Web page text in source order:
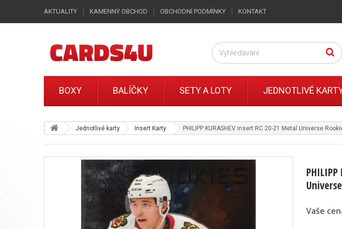
Jednotlivé karty Insert Karty PHILIPP KURASHEV insert RC 20-21 Metal Universe
Vaše
AKTUALITY KAMENNÝ OBCHOD OBCHODNÍ PODMÍNKY KONTAKT
BOXY BALÍČKY SETY A LOTY JEDNOTLIVÉ